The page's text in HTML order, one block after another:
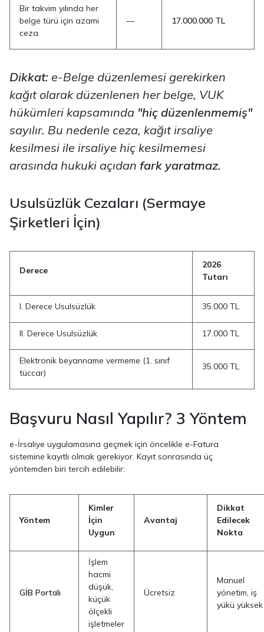
Bir takvim yılında her
belge türü için azami
ceza
— 17.000.000 TL
Dikkat: e-Belge düzenlemesi gerekirken
kağıt olarak düzenlenen her belge, VUK
hükümleri kapsamında "hiç düzenlenmemiş"
sayılır. Bu nedenle ceza, kağıt irsaliye
kesilmesi ile irsaliye hiç kesilmemesi
arasında hukuki açıdan fark yaratmaz.
Usulsüzlük Cezaları (Sermaye
Şirketleri İçin)
Derece
2026
Tutarı
I. Derece Usulsüzlük 35.000 TL
II. Derece Usulsüzlük 17.000 TL
Elektronik beyanname vermeme (1. sınıf
tüccar)
35.000 TL
Başvuru Nasıl Yapılır? 3 Yöntem
e-İrsaliye uygulamasına geçmek için öncelikle e-Fatura
sistemine kayıtlı olmak gerekiyor. Kayıt sonrasında üç
yöntemden biri tercih edilebilir:
Yöntem
Kimler
İçin
Uygun
Avantaj
Dikkat
Edilecek
Nokta
GİB Portalı
İşlem
hacmi
düşük,
küçük
ölçekli
işletmeler
Ücretsiz
Manuel
yönetim, iş
yükü yüksek